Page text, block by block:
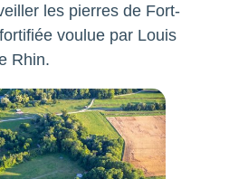
les pierres de Fort-
voulue par Louis
Rhin.